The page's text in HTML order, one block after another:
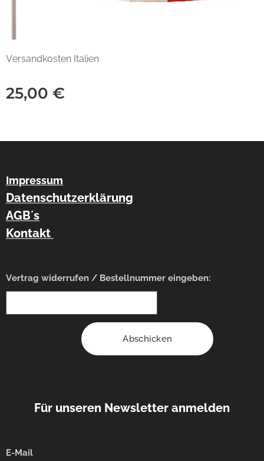
Versandkosten Italien
25,00 €
Impressum
Datenschutzerklärung
AGB´s
Kontakt
Vertrag widerrufen / Bestellnummer eingeben:
Abschicken
Für unseren Newsletter anmelden
E-Mail